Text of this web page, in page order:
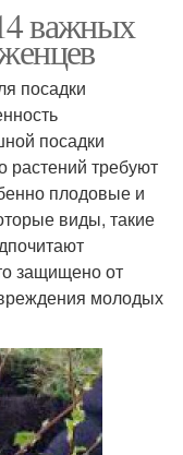
важных
посадки
посадки
растений требуют
плодовые и
виды, такие
защищено от
молодых